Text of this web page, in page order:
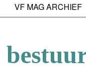
VF MAG ARCHIEF